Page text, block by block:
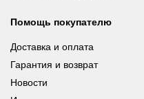
Помощь покупателю
Доставка и оплата
Гарантия и возврат
Новости